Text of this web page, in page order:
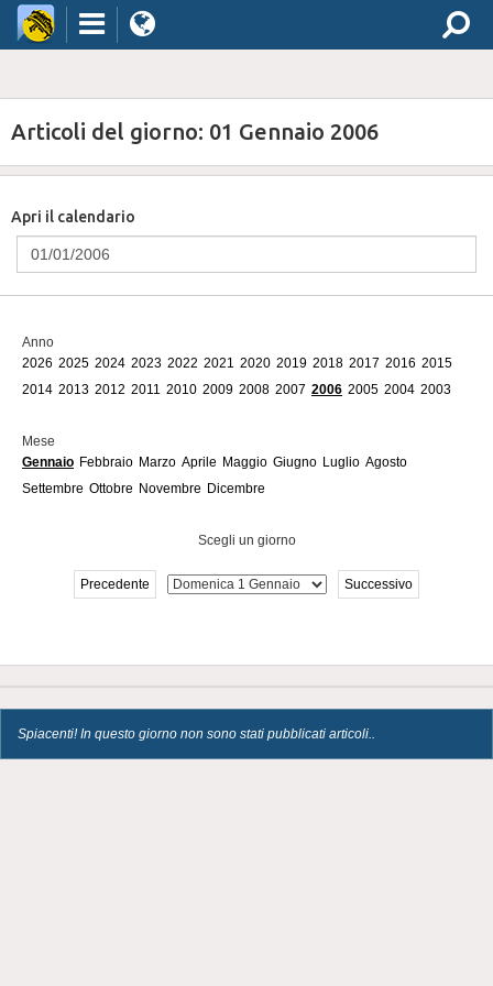
Articoli del giorno: 01 Gennaio 2006
Apri il calendario
Anno
2026 2025 2024 2023 2022 2021 2020 2019 2018 2017 2016 2015
2014 2013 2012 2011 2010 2009 2008 2007 2006 2005 2004 2003
Mese
Gennaio Febbraio Marzo Aprile Maggio Giugno Luglio Agosto
Settembre Ottobre Novembre Dicembre
Scegli un giorno
Precedente Successivo
Spiacenti! In questo giorno non sono stati pubblicati articoli..